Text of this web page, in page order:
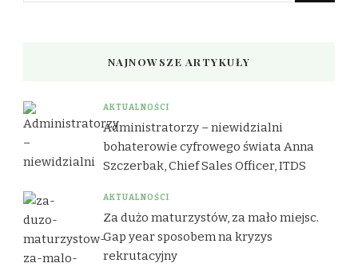
NAJNOWSZE ARTYKUŁY
AKTUALNOŚCI
Administratorzy – niewidzialni
bohaterowie cyfrowego świata Anna
Szczerbak, Chief Sales Officer, ITDS
AKTUALNOŚCI
Za dużo maturzystów, za mało miejsc.
Gap year sposobem na kryzys
rekrutacyjny